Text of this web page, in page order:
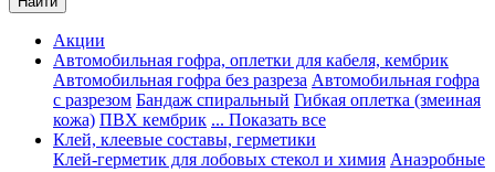
Акции
Автомобильная гофра, оплетки для кабеля, кембрик
Автомобильная гофра без разреза Автомобильная гофра
с разрезом Бандаж спиральный Гибкая оплетка (змеиная
кожа) ПВХ кембрик ... Показать все
Клей, клеевые составы, герметики
Клей-герметик для лобовых стекол и химия Анаэробные